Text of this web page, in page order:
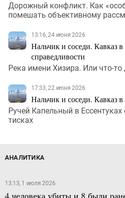
Дорожный конфликт. Как
помешать объективному
13:16, 24 июня 2026
Нальчик и соседи. Кавказ
справедливости
Река имени Хизира. Или что-то
17:33, 22 июня 2026
Нальчик и соседи. Кавказ
Ручей Капельный в
тисках
АНАЛИТИКА
13:13, 1 июля 2026
4 человека убиты и 8 были